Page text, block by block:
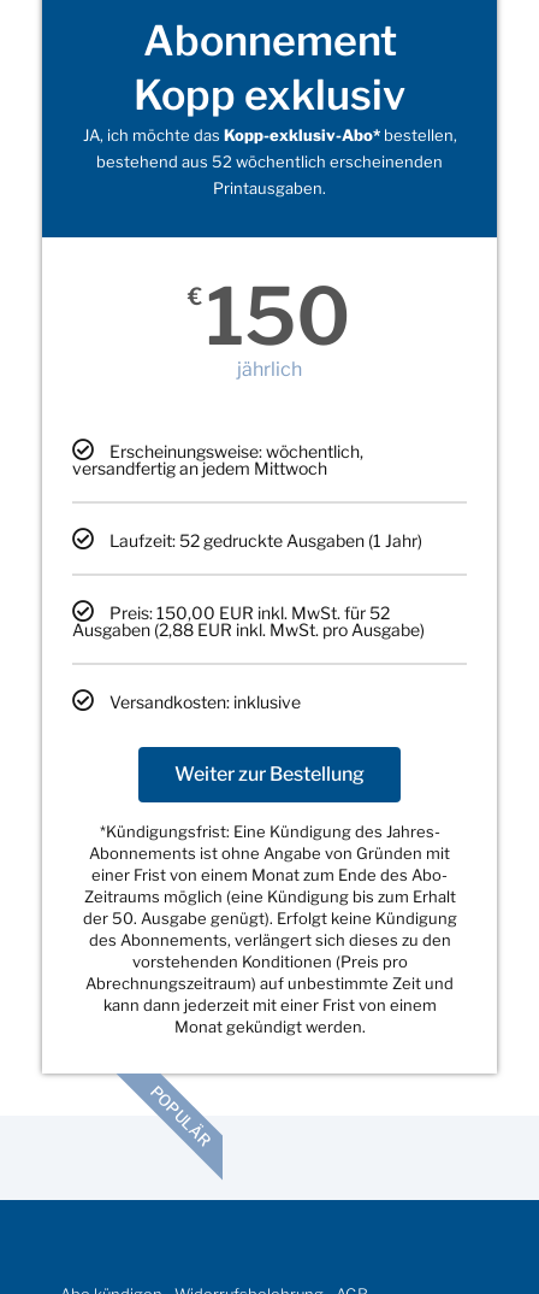
Abonnement
Kopp exklusiv
JA, ich möchte das Kopp-exklusiv-Abo*bestellen,
bestehend aus 52 wöchentlich erscheinenden
Printausgaben.
€ 150
jährlich
Erscheinungsweise: wöchentlich,
versandfertig an jedem Mittwoch
Laufzeit: 52 gedruckte Ausgaben (1 Jahr)
Preis: 150,00 EUR inkl. MwSt. für 52
Ausgaben (2,88 EUR inkl. MwSt. pro Ausgabe)
Versandkosten: inklusive
Weiter zur Bestellung
*Kündigungsfrist: Eine Kündigung des Jahres-
Abonnements ist ohne Angabe von Gründen mit
einer Frist von einem Monat zum Ende des Abo-
Zeitraums möglich (eine Kündigung bis zum Erhalt
der 50. Ausgabe genügt). Erfolgt keine Kündigung
des Abonnements, verlängert sich dieses zu den
vorstehenden Konditionen (Preis pro
Abrechnungszeitraum) auf unbestimmte Zeit und
kann dann jederzeit mit einer Frist von einem
Monat gekündigt werden.
POPULÄR